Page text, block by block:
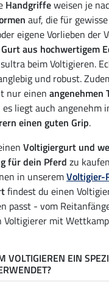
Handgriffeweisen je
auf, die für
eigene Vorlieben der
Gurt aus hochwertigem
beim Voltigieren.
und robust.
nur einen angenehmen
es liegt auch angenehm
einen guten Grip.
Voltigiergurt und
für dein Pferd zu
in unseremVoltigier-
findest du einen
passt - vom
Voltigierer mit
VOLTIGIEREN EIN